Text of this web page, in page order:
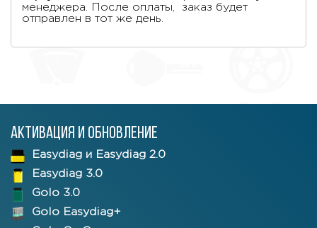
менеджера. После оплаты, заказ будет
отправлен в тот же день.
Активация и обновление
Easydiag и Easydiag 2.0
Easydiag 3.0
Golo 3.0
Golo Easydiag+